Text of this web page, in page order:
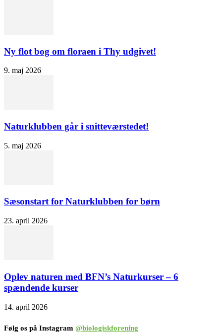
Ny flot bog om floraen i Thy udgivet!
9. maj 2026
Naturklubben går i snitteværstedet!
5. maj 2026
Sæsonstart for Naturklubben for børn
23. april 2026
Oplev naturen med BFN’s Naturkurser – 6
spændende kurser
14. april 2026
Følg os på Instagram @biologiskforening